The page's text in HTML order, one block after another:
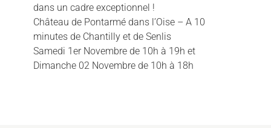
dans un cadre exceptionnel !
Château de Pontarmé dans l’Oise – A 10
minutes de Chantilly et de Senlis
Samedi 1er Novembre de 10h à 19h et
Dimanche 02 Novembre de 10h à 18h